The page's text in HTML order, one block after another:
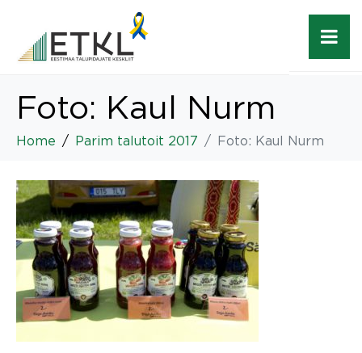
Foto: Kaul Nurm
Home Parim talutoit 2017 Foto: Kaul Nurm